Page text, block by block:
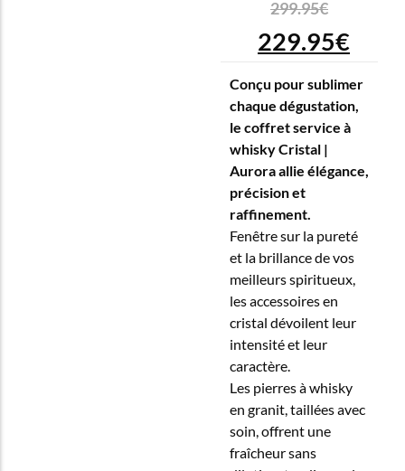
299.95€
229.95€
Conçu pour sublimer
chaque dégustation,
le coffret service à
whisky Cristal |
Aurora allie élégance,
précision et
raffinement.
Fenêtre sur la pureté
et la brillance de vos
meilleurs spiritueux,
les accessoires en
cristal dévoilent leur
intensité et leur
caractère.
Les pierres à whisky
en granit, taillées avec
soin, offrent une
fraîcheur sans